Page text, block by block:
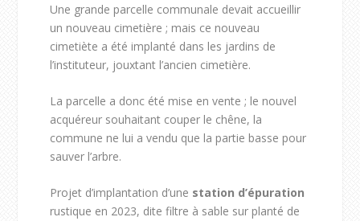
Une grande parcelle communale devait accueillir
un nouveau cimetière ; mais ce nouveau
cimetiète a été implanté dans les jardins de
l’instituteur, jouxtant l’ancien cimetière.
La parcelle a donc été mise en vente ; le nouvel
acquéreur souhaitant couper le chêne, la
commune ne lui a vendu que la partie basse pour
sauver l’arbre.
Projet d’implantation d’une station d’épuration
rustique en 2023, dite filtre à sable sur planté de